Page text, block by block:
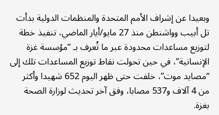
وبعيدا عن إشراف الأمم المتحدة والمنظمات الدولية بدأت
تل أبيب وواشنطن منذ 27 مايو/أيار الماضي، تنفيذ خطة
لتوزيع مساعدات محدودة عبر ما تُعرف بـ “مؤسسة غزة
الإنسانية”، في حين تحولت نقاط توزيع المساعدات تلك إلى
“مصايد موت”، خلفت حتى ظهر اليوم 652 شهيدا وأكثر
من 4 آلاف و537 مصابا، وفق آخر تحديث لوزارة الصحة
بغزة.